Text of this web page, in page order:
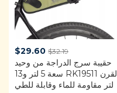
$32.19
Original
price
was:
$32.19.
$29.60
حقيبة سرج الدراجة من وحيد
القرن RK19511 سعة 5 لتر و13
لتر مقاومة للماء وقابلة للطي